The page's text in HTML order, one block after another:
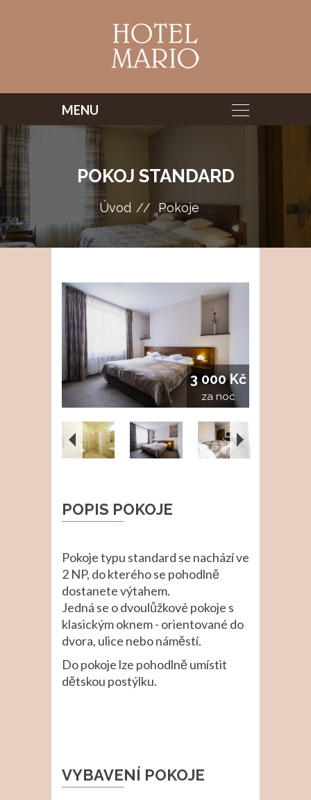
POKOJ STANDARD
Úvod Pokoje
3 000 Kč
za noc
POPIS POKOJE
Pokoje typu standard se nachází ve
2 NP, do kterého se pohodlně
dostanete výtahem.
Jedná se o dvoulůžkové pokoje s
klasickým oknem - orientované do
dvora, ulice nebo náměstí.
Do pokoje lze pohodlně umístit
dětskou postýlku.
VYBAVENÍ POKOJE